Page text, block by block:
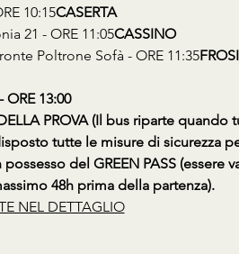
10:15CASERTA
21 - ORE 11:05CASSINO
Poltrone Sofà - ORE 11:35
ORE 13:00
PROVA (Il bus riparte
tutte le misure di sicurezza
del GREEN PASS
48h prima della partenza).
NEL DETTAGLIO